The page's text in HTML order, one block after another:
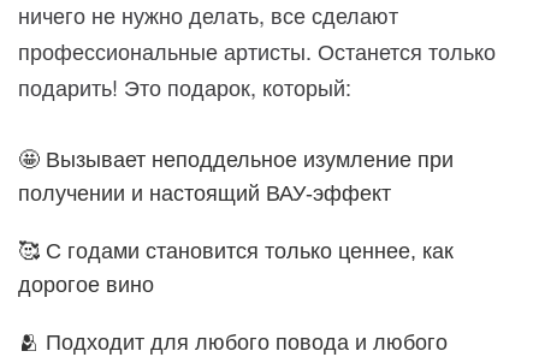
ничего не нужно делать, все сделают
профессиональные артисты. Останется только
подарить! Это подарок, который:
🤩 Вызывает неподдельное изумление при
получении и настоящий ВАУ-эффект
🥰 С годами становится только ценнее, как
дорогое вино
🫂 Подходит для любого повода и любого